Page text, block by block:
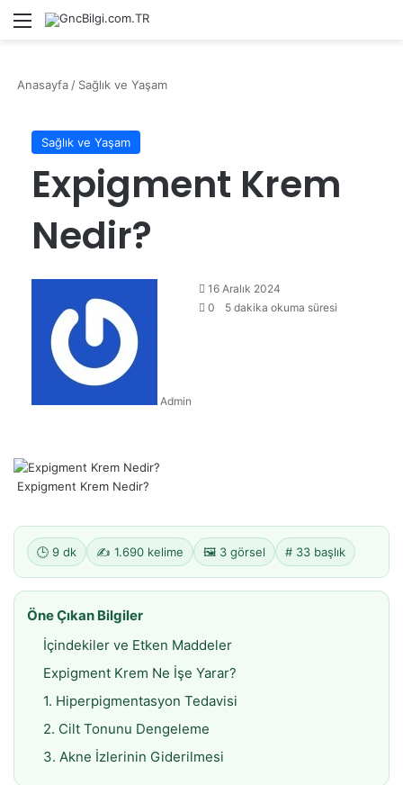
Menü
Anasayfa / Sağlık ve Yaşam
Sağlık ve Yaşam
Expigment Krem
Nedir?
Admin
16 Aralık 2024
0
5 dakika okuma süresi
Expigment Krem Nedir?
🕒 9 dk ✍️ 1.690 kelime 🖼️ 3 görsel # 33 başlık
Öne Çıkan Bilgiler
İçindekiler ve Etken Maddeler
Expigment Krem Ne İşe Yarar?
1. Hiperpigmentasyon Tedavisi
2. Cilt Tonunu Dengeleme
3. Akne İzlerinin Giderilmesi